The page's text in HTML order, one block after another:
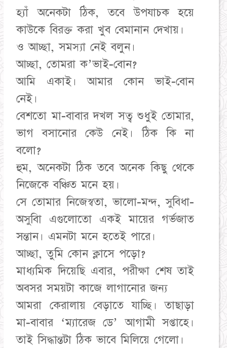
হ্যাঁ অনেকটা ঠিক, তবে উপযাচক হয়ে
কাউকে বিরক্ত করা খুব বেমানান দেখায়।
ও আচ্ছা, সমস্যা নেই বলুন।
আচ্ছা, তোমরা ক’ভাই-বোন?
আমি একাই। আমার কোন ভাই-বোন
নেই।
বেশতো মা-বাবার দখল সত্ব শুধুই তোমার,
ভাগ বসানোর কেউ নেই। ঠিক কি না
বলো?
হুম, অনেকটা ঠিক তবে অনেক কিছু থেকে
নিজেকে বঞ্চিত মনে হয়।
সে তোমার নিজেস্বতা, ভালো-মন্দ, সুবিধা-
অসুবিা এগুলোতো একই মায়ের গর্ভজাত
সন্তান। এমনটা মনে হতেই পারে।
আচ্ছা, তুমি কোন ক্লাসে পড়ো?
মাধ্যমিক দিয়েছি এবার, পরীক্ষা শেষ তাই
অবসর সময়টা কাজে লাগানোর জন্য
আমরা কেরালায় বেড়াতে যাচ্ছি। তাছাড়া
মা-বাবার ‘ম্যারেজ ডে’ আগামী সপ্তাহে।
তাই সিদ্ধান্তটা ঠিক ভাবে মিলিয়ে গেলো।